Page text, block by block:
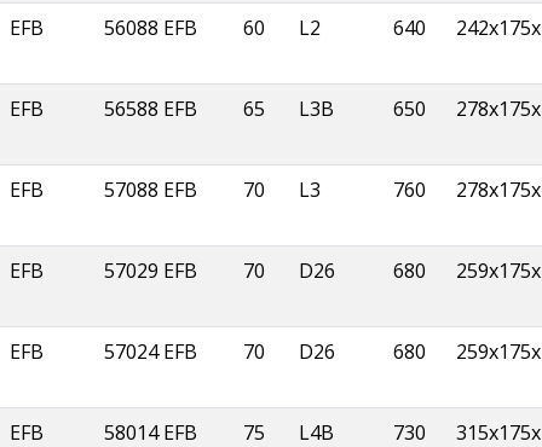
EFB 56088 EFB 60 L2 640
EFB 56588 EFB 65 L3B 650
EFB 57088 EFB 70 L3 760
EFB 57029 EFB 70 D26 680
EFB 57024 EFB 70 D26 680
EFB 58014 EFB 75 L4B 730